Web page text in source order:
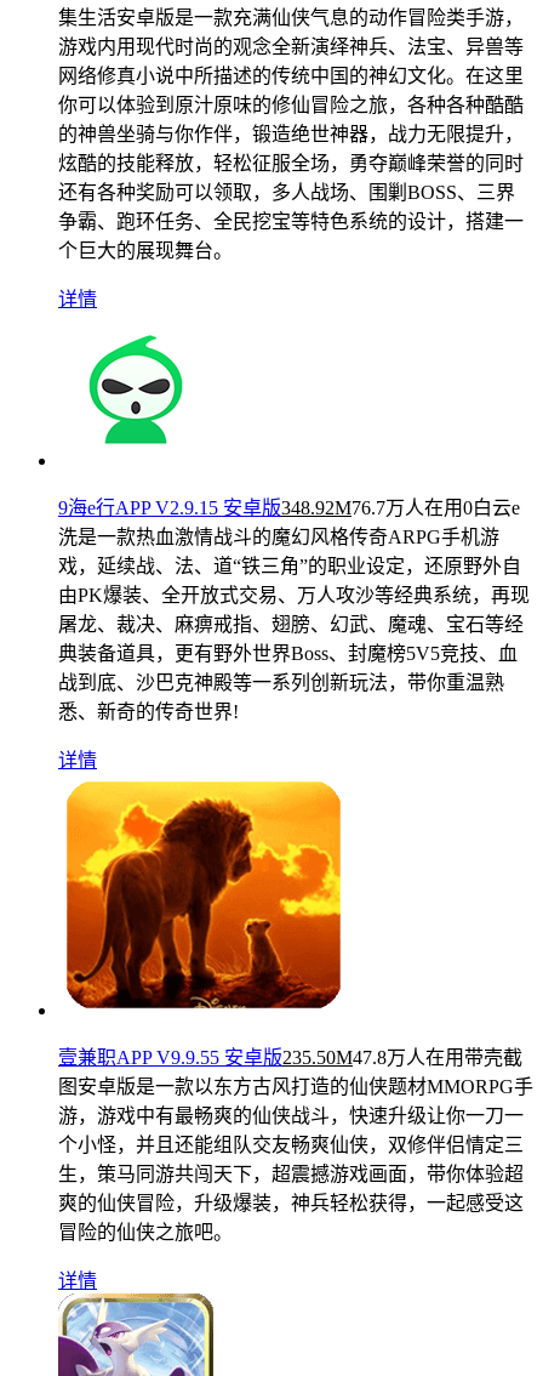
集生活安卓版是一款充满仙侠气息的动作冒险类手游，
游戏内用现代时尚的观念全新演绎神兵、法宝、异兽等
网络修真小说中所描述的传统中国的神幻文化。在这里
你可以体验到原汁原味的修仙冒险之旅，各种各种酷酷
的神兽坐骑与你作伴，锻造绝世神器，战力无限提升，
炫酷的技能释放，轻松征服全场，勇夺巅峰荣誉的同时
还有各种奖励可以领取，多人战场、围剿BOSS、三界
争霸、跑环任务、全民挖宝等特色系统的设计，搭建一
个巨大的展现舞台。
详情
9海e行APP V2.9.15 安卓版348.92M76.7万人在用0白云e
洗是一款热血激情战斗的魔幻风格传奇ARPG手机游
戏，延续战、法、道“铁三角”的职业设定，还原野外自
由PK爆装、全开放式交易、万人攻沙等经典系统，再现
屠龙、裁决、麻痹戒指、翅膀、幻武、魔魂、宝石等经
典装备道具，更有野外世界Boss、封魔榜5V5竞技、血
战到底、沙巴克神殿等一系列创新玩法，带你重温熟
悉、新奇的传奇世界!
详情
壹兼职APP V9.9.55 安卓版235.50M47.8万人在用带壳截
图安卓版是一款以东方古风打造的仙侠题材MMORPG手
游，游戏中有最畅爽的仙侠战斗，快速升级让你一刀一
个小怪，并且还能组队交友畅爽仙侠，双修伴侣情定三
生，策马同游共闯天下，超震撼游戏画面，带你体验超
爽的仙侠冒险，升级爆装，神兵轻松获得，一起感受这
冒险的仙侠之旅吧。
详情